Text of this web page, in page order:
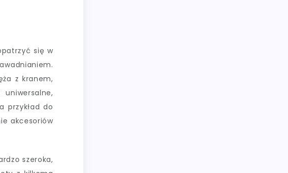
się w
z kranem,
przykład do
akcesoriów
szeroka,